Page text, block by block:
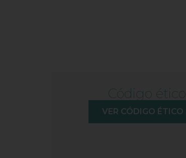
Código ético
VER CÓDIGO ÉTICO